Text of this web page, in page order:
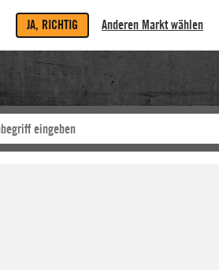
JA, RICHTIG Anderen Markt wählen